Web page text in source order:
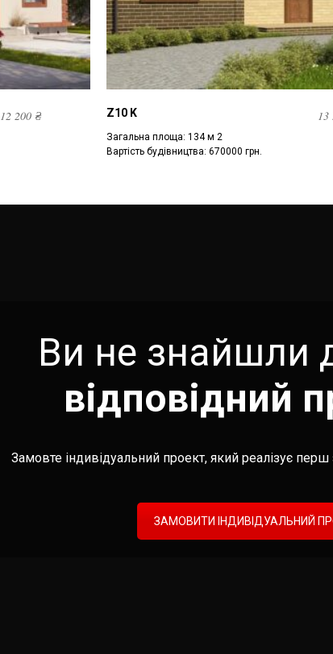
12 200 ₴ Z10 K 13
Загальна площа: 134 м 2
Вартість будівництва: 670000 грн.
Ви не знайшли
відповідний
Замовте індивідуальний проект, який реалізує перш
ЗАМОВИТИ ІНДИВІДУАЛЬНИЙ